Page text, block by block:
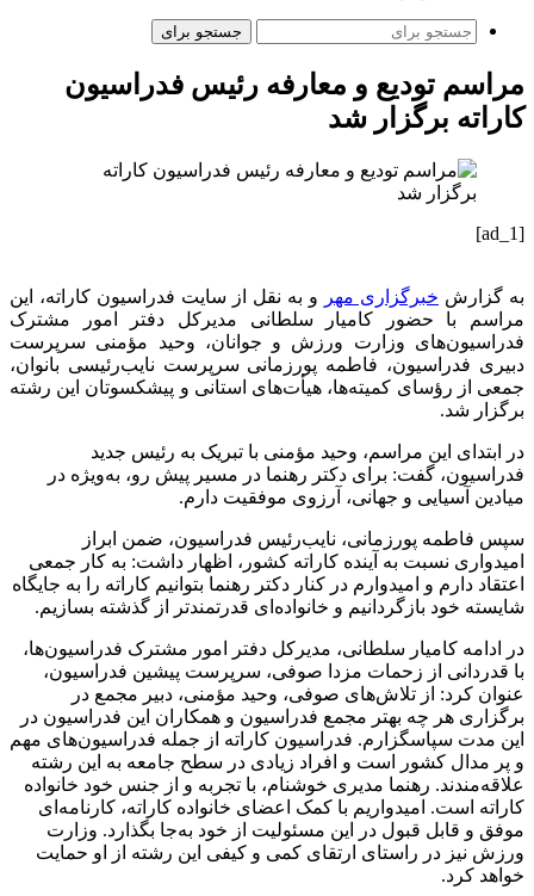
جستجو برای
مراسم تودیع و معارفه رئیس فدراسیون
کاراته برگزار شد
[ad_1]
به گزارش خبرگزاری مهر
و به نقل از سایت فدراسیون کاراته، این
مراسم با حضور کامیار سلطانی مدیرکل دفتر امور مشترک
فدراسیون‌های وزارت ورزش و جوانان، وحید مؤمنی سرپرست
دبیری فدراسیون، فاطمه پورزمانی سرپرست نایب‌رئیسی بانوان،
جمعی از رؤسای کمیته‌ها، هیأت‌های استانی و پیشکسوتان این رشته
برگزار شد.
در ابتدای این مراسم، وحید مؤمنی با تبریک به رئیس جدید
فدراسیون، گفت: برای دکتر رهنما در مسیر پیش رو، به‌ویژه در
میادین آسیایی و جهانی، آرزوی موفقیت دارم.
سپس فاطمه پورزمانی، نایب‌رئیس فدراسیون، ضمن ابراز
امیدواری نسبت به آینده کاراته کشور، اظهار داشت: به کار جمعی
اعتقاد دارم و امیدوارم در کنار دکتر رهنما بتوانیم کاراته را به جایگاه
شایسته خود بازگردانیم و خانواده‌ای قدرتمندتر از گذشته بسازیم.
در ادامه کامیار سلطانی، مدیرکل دفتر امور مشترک فدراسیون‌ها،
با قدردانی از زحمات مزدا صوفی، سرپرست پیشین فدراسیون،
عنوان کرد: از تلاش‌های صوفی، وحید مؤمنی، دبیر مجمع در
برگزاری هر چه بهتر مجمع فدراسیون و همکاران این فدراسیون در
این مدت سپاسگزارم. فدراسیون کاراته از جمله فدراسیون‌های مهم
و پر مدال کشور است و افراد زیادی در سطح جامعه به این رشته
علاقه‌مندند. رهنما مدیری خوشنام، با تجربه و از جنس خود خانواده
کاراته است. امیدواریم با کمک اعضای خانواده کاراته، کارنامه‌ای
موفق و قابل قبول در این مسئولیت از خود به‌جا بگذارد. وزارت
ورزش نیز در راستای ارتقای کمی و کیفی این رشته از او حمایت
خواهد کرد.